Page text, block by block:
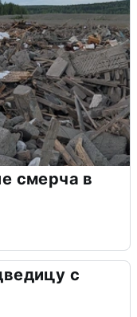
смерча в
с